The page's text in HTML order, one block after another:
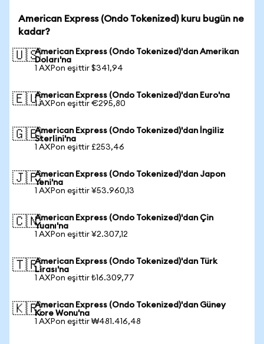
American Express (Ondo Tokenized) kuru bugün ne
kadar?
🇺🇸American Express (Ondo Tokenized)'dan Amerikan
Doları'na
1 AXPon eşittir $341,94
🇪🇺American Express (Ondo Tokenized)'dan Euro'na
1 AXPon eşittir €295,80
🇬🇧American Express (Ondo Tokenized)'dan İngiliz
Sterlini'na
1 AXPon eşittir £253,46
🇯🇵American Express (Ondo Tokenized)'dan Japon
Yeni'na
1 AXPon eşittir ¥53.960,13
🇨🇳American Express (Ondo Tokenized)'dan Çin
Yuanı'na
1 AXPon eşittir ¥2.307,12
🇹🇷American Express (Ondo Tokenized)'dan Türk
Lirası'na
1 AXPon eşittir ₺16.309,77
🇰🇷American Express (Ondo Tokenized)'dan Güney
Kore Wonu'na
1 AXPon eşittir ₩481.416,48